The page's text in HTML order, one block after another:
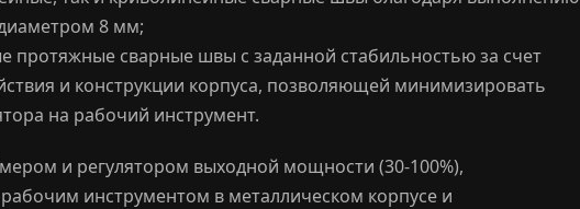
8 мм;
протяжные сварные швы с заданной стабильностью за счет
и конструкции корпуса, позволяющей минимизировать
на рабочий инструмент.
и регулятором выходной мощности (30-100%),
инструментом в металлическом корпусе и